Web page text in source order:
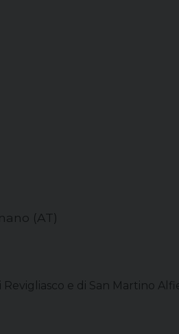
(AT)
e di San Martino